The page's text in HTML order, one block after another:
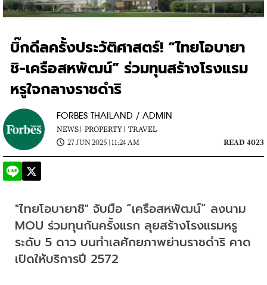
บิ๊กดีลครั้งประวัติศาสตร์! “ไทยโอบายา
ชิ-เครือสหพัฒน์” ร่วมทุนสร้างโรงแรม
หรูใจกลางราชดำริ
FORBES THAILAND / ADMIN
NEWS | PROPERTY | TRAVEL
27 JUN 2025 | 11:24 AM
READ 4023
"ไทยโอบายาชิ" จับมือ “เครือสหพัฒน์” ลงนาม
MOU ร่วมทุนกันครั้งแรก ลุยสร้างโรงแรมหรู
ระดับ 5 ดาว บนทำเลศักยภาพย่านราชดำริ คาด
เปิดให้บริการปี 2572